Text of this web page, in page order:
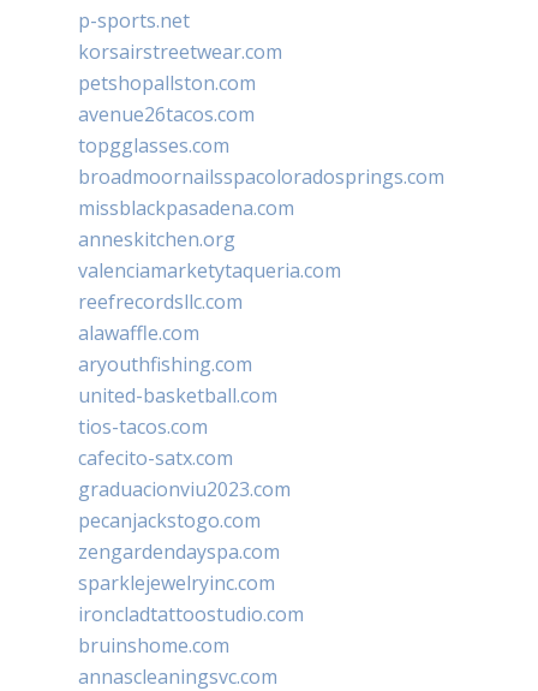
p-sports.net
korsairstreetwear.com
petshopallston.com
avenue26tacos.com
topgglasses.com
broadmoornailsspacoloradosprings.com
missblackpasadena.com
anneskitchen.org
valenciamarketytaqueria.com
reefrecordsllc.com
alawaffle.com
aryouthfishing.com
united-basketball.com
tios-tacos.com
cafecito-satx.com
graduacionviu2023.com
pecanjackstogo.com
zengardendayspa.com
sparklejewelryinc.com
ironcladtattoostudio.com
bruinshome.com
annascleaningsvc.com